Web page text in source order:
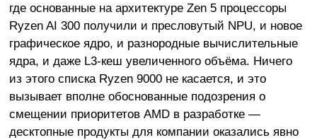
где основанные на архитектуре Zen 5 процессоры
Ryzen AI 300 получили и пресловутый NPU, и новое
графическое ядро, и разнородные вычислительные
ядра, и даже L3-кеш увеличенного объёма. Ничего
из этого списка Ryzen 9000 не касается, и это
вызывает вполне обоснованные подозрения о
смещении приоритетов AMD в разработке —
десктопные продукты для компании оказались явно